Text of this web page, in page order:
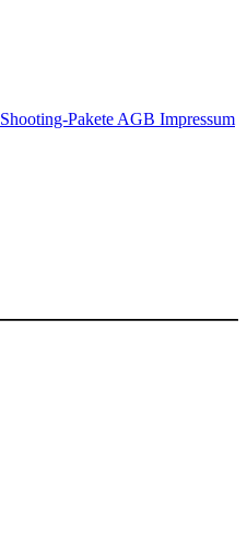
Shooting-Pakete AGB Impressum